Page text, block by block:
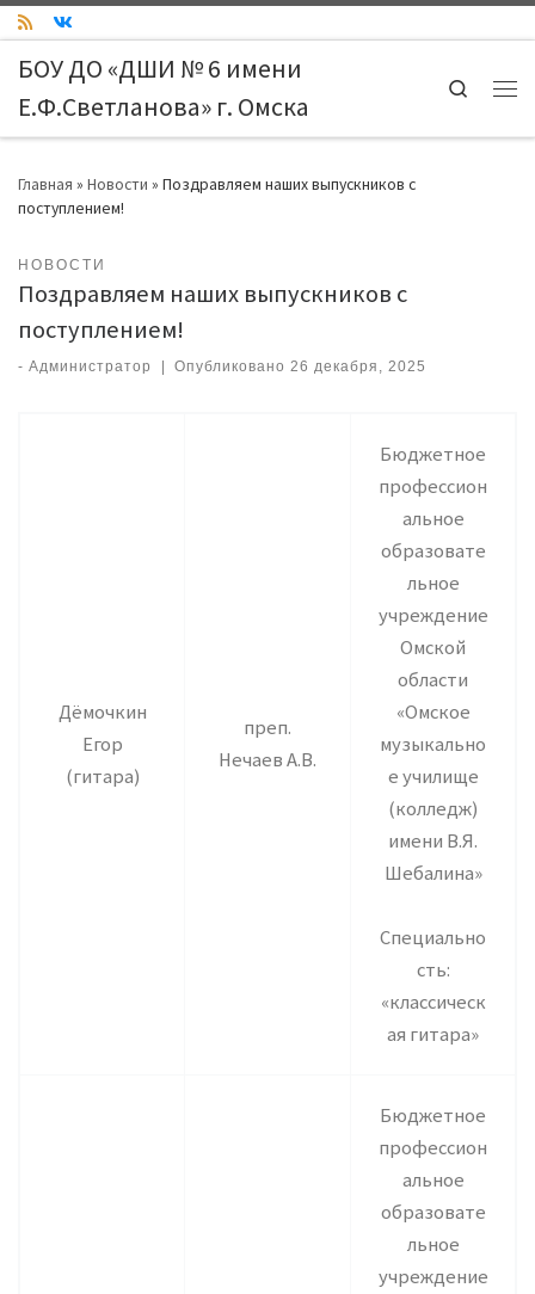
Skip to content
БОУ ДО «ДШИ № 6 имени
Е.Ф.Светланова» г. Омска
Search
Главная » Новости » Поздравляем наших выпускников с
поступлением!
НОВОСТИ
Поздравляем наших выпускников с
поступлением!
- Администратор | Опубликовано 26 декабря, 2025
Дёмочкин
Егор
(гитара)
преп.
Нечаев А.В.
Бюджетное
профессион
альное
образовате
льное
учреждение
Омской
области
«Омское
музыкально
е училище
(колледж)
имени В.Я.
Шебалина»
Специально
сть:
«классическ
ая гитара»
Бюджетное
профессион
альное
образовате
льное
учреждение